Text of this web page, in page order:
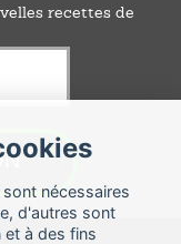
nécessaires
d'autres sont
et à des fins
recettes de